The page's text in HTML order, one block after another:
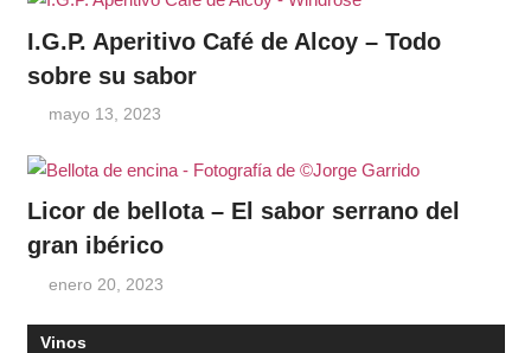
I.G.P. Aperitivo Café de Alcoy – Todo
sobre su sabor
mayo 13, 2023
Licor de bellota – El sabor serrano del
gran ibérico
enero 20, 2023
Vinos